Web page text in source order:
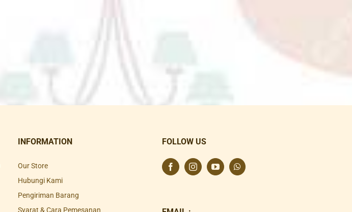
INFORMATION
Our Store
Hubungi Kami
Pengiriman Barang
Syarat & Cara Pemesanan
FOLLOW US